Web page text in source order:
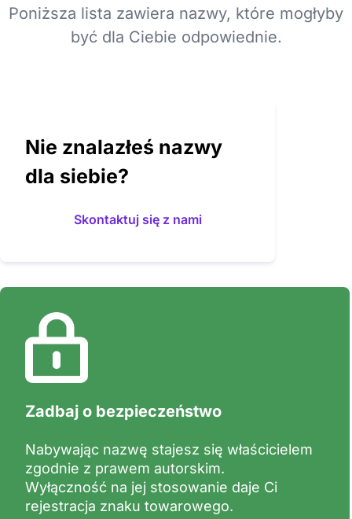
Poniższa lista zawiera nazwy, które mogłyby
być dla Ciebie odpowiednie.
Nie znalazłeś nazwy
dla siebie?
Skontaktuj się z nami
Co daje zastrzeżenie nazwy?
Zastrzeżenie znaku towarowego daje Ci
prawną wyłączność na jego używanie.
Wyłączność obejmuje określone branże
tzw. klasy oraz terytorium np. Polska, UE.